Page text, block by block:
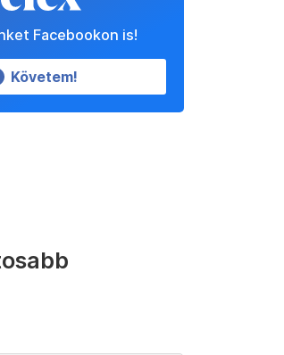
Facebookon is!
Követem!